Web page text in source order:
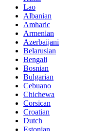
Lao
Albanian
Amharic
Armenian
Azerbaijani
Belarusian
Bengali
Bosnian
Bulgarian
Cebuano
Chichewa
Corsican
Croatian
Dutch